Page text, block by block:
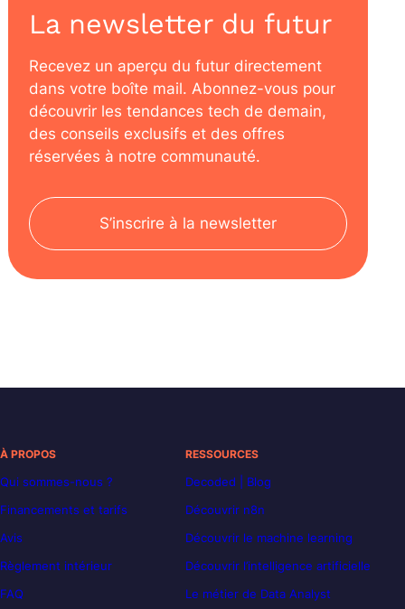
La newsletter du futur
Recevez un aperçu du futur directement
dans votre boîte mail. Abonnez-vous pour
découvrir les tendances tech de demain,
des conseils exclusifs et des offres
réservées à notre communauté.
S’inscrire à la newsletter
À PROPOS
Qui sommes-nous ?
Financements et tarifs
Avis
Règlement intérieur
FAQ
RESSOURCES
Decoded | Blog
Découvrir n8n
Découvrir le machine learning
Découvrir l’intelligence artificielle
Le métier de Data Analyst